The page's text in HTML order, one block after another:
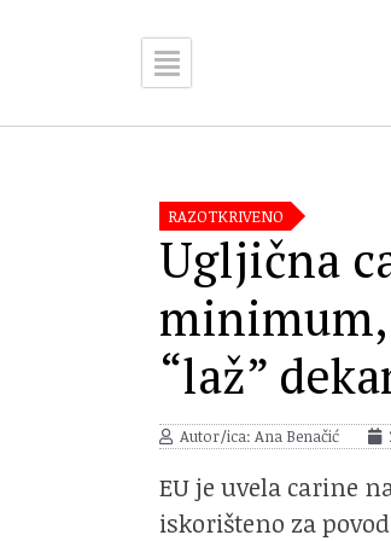
RAZOTKRIVENO
Ugljična
minimum,
“laž”
Autor/ica: Ana Benačić
EU je uvela carine
iskorišteno za